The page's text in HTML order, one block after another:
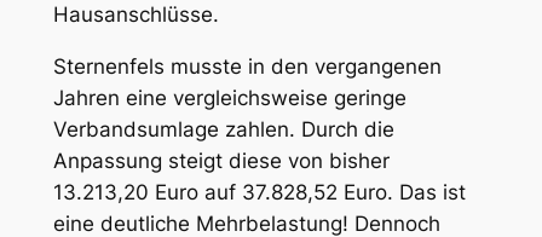
Hausanschlüsse.
Sternenfels musste in den vergangenen
Jahren eine vergleichsweise geringe
Verbandsumlage zahlen. Durch die
Anpassung steigt diese von bisher
13.213,20 Euro auf 37.828,52 Euro. Das ist
eine deutliche Mehrbelastung! Dennoch